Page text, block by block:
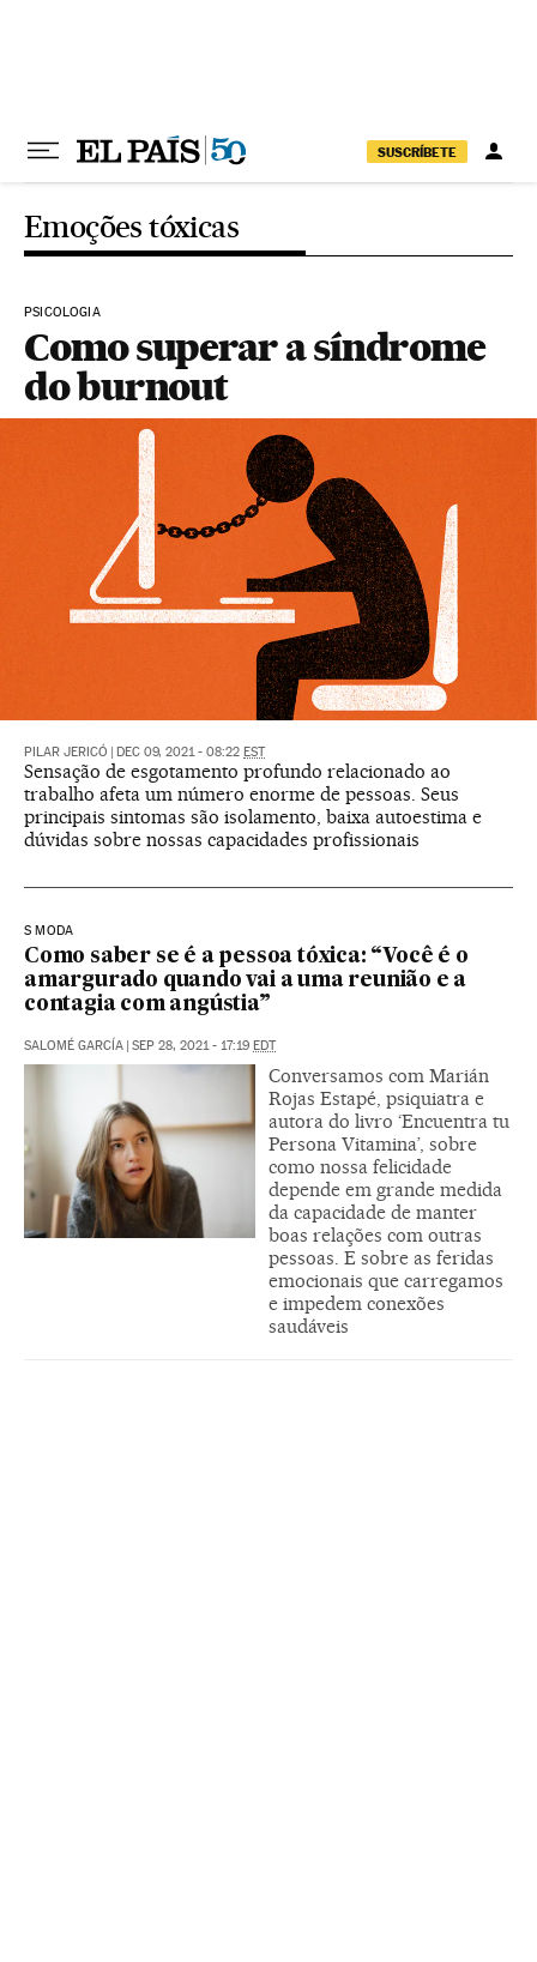
SUSCRÍBETE
Emoções tóxicas
PSICOLOGIA
Como superar a síndrome
do burnout
PILAR JERICÓ DEC 09, 2021 - 08:22 EST
Sensação de esgotamento profundo relacionado ao
trabalho afeta um número enorme de pessoas. Seus
principais sintomas são isolamento, baixa autoestima e
dúvidas sobre nossas capacidades profissionais
S MODA
Como saber se é a pessoa tóxica: “Você é o
amargurado quando vai a uma reunião e a
contagia com angústia”
SALOMÉ GARCÍA SEP 28, 2021 - 17:19 EDT
Conversamos com Marián
Rojas Estapé, psiquiatra e
autora do livro ‘Encuentra tu
Persona Vitamina’, sobre
como nossa felicidade
depende em grande medida
da capacidade de manter
boas relações com outras
pessoas. E sobre as feridas
emocionais que carregamos
e impedem conexões
saudáveis